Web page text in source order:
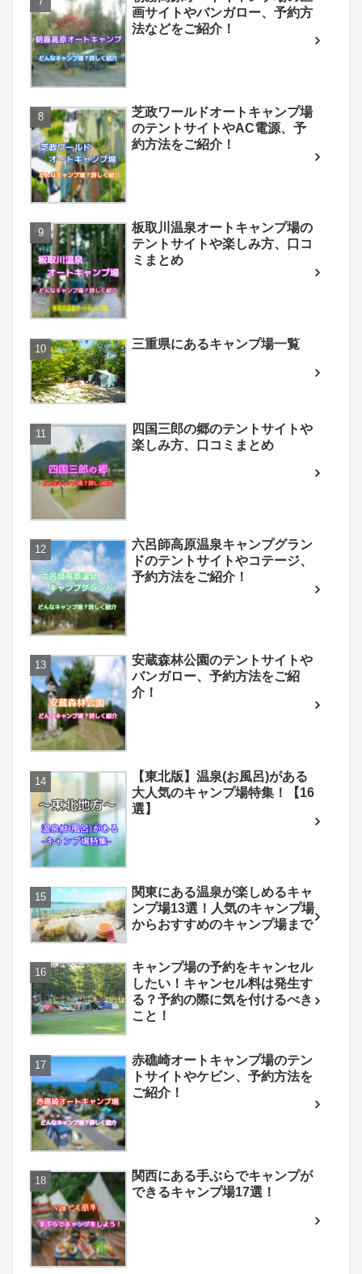
画サイトやバンガロー、予約方
法などをご紹介！
芝政ワールドオートキャンプ場
のテントサイトやAC電源、予
約方法をご紹介！
板取川温泉オートキャンプ場の
テントサイトや楽しみ方、口コ
ミまとめ
三重県にあるキャンプ場一覧
四国三郎の郷のテントサイトや
楽しみ方、口コミまとめ
六呂師高原温泉キャンプグラン
ドのテントサイトやコテージ、
予約方法をご紹介！
安蔵森林公園のテントサイトや
バンガロー、予約方法をご紹
介！
【東北版】温泉(お風呂)がある
大人気のキャンプ場特集！【16
選】
関東にある温泉が楽しめるキャ
ンプ場13選！人気のキャンプ場
からおすすめのキャンプ場まで
キャンプ場の予約をキャンセル
したい！キャンセル料は発生す
る？予約の際に気を付けるべき
こと！
赤礁崎オートキャンプ場のテン
トサイトやケビン、予約方法を
ご紹介！
関西にある手ぶらでキャンプが
できるキャンプ場17選！